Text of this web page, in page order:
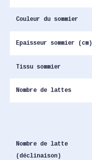
Couleur du sommier
Epaisseur sommier (cm)
Tissu sommier
Nombre de lattes
Nombre de latte
(déclinaison)